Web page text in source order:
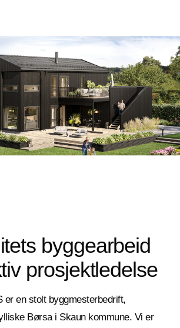
byggearbeid
prosjektledelse
er en stolt byggmesterbedrift,
Børsa i Skaun kommune. Vi er